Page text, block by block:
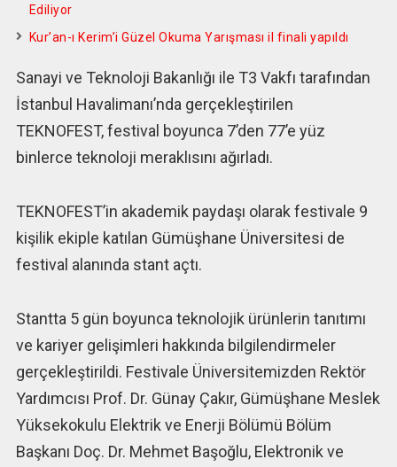
Ediliyor
Kur’an-ı Kerim’i Güzel Okuma Yarışması il finali yapıldı
Sanayi ve Teknoloji Bakanlığı ile T3 Vakfı tarafından
İstanbul Havalimanı’nda gerçekleştirilen
TEKNOFEST, festival boyunca 7’den 77’e yüz
binlerce teknoloji meraklısını ağırladı.
TEKNOFEST’in akademik paydaşı olarak festivale 9
kişilik ekiple katılan Gümüşhane Üniversitesi de
festival alanında stant açtı.
Stantta 5 gün boyunca teknolojik ürünlerin tanıtımı
ve kariyer gelişimleri hakkında bilgilendirmeler
gerçekleştirildi. Festivale Üniversitemizden Rektör
Yardımcısı Prof. Dr. Günay Çakır, Gümüşhane Meslek
Yüksekokulu Elektrik ve Enerji Bölümü Bölüm
Başkanı Doç. Dr. Mehmet Başoğlu, Elektronik ve